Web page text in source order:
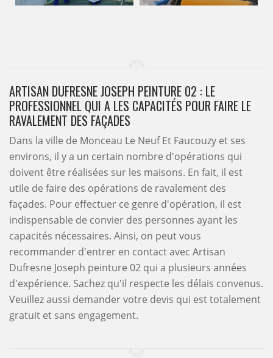
ARTISAN DUFRESNE JOSEPH PEINTURE 02 : LE
PROFESSIONNEL QUI A LES CAPACITÉS POUR FAIRE LE
RAVALEMENT DES FAÇADES
Dans la ville de Monceau Le Neuf Et Faucouzy et ses
environs, il y a un certain nombre d'opérations qui
doivent être réalisées sur les maisons. En fait, il est
utile de faire des opérations de ravalement des
façades. Pour effectuer ce genre d'opération, il est
indispensable de convier des personnes ayant les
capacités nécessaires. Ainsi, on peut vous
recommander d'entrer en contact avec Artisan
Dufresne Joseph peinture 02 qui a plusieurs années
d'expérience. Sachez qu'il respecte les délais convenus.
Veuillez aussi demander votre devis qui est totalement
gratuit et sans engagement.